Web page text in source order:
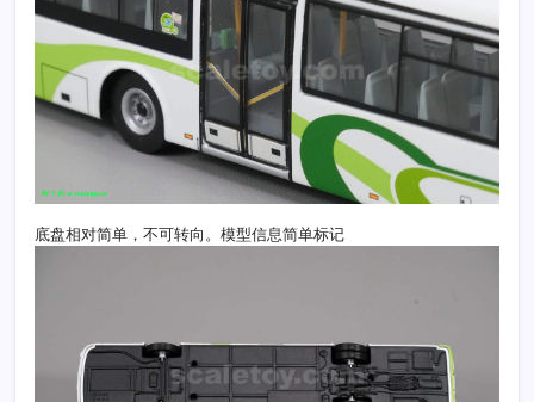
底盘相对简单，不可转向。模型信息简单标记